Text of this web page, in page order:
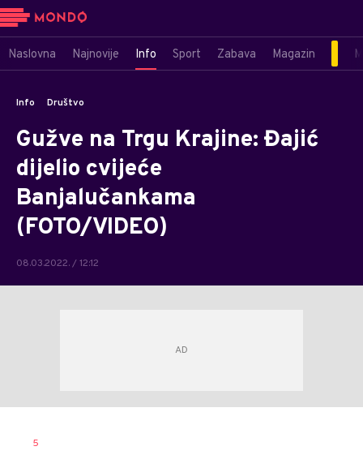
Naslovna Najnovije Info Sport Zabava Magazin
Info Društvo
Gužve na Trgu Krajine: Đajić
dijelio cvijeće
Banjalučankama
(FOTO/VIDEO)
08.03.2022. / 12:12
AUTOR
5